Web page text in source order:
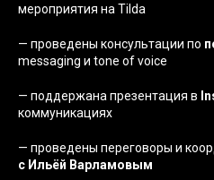
мероприятия на Tilda
— проведены консультации по
messaging и tone of voice
— поддержана презентация в
коммуникациях
— проведены переговоры и
с Ильёй Варламовым